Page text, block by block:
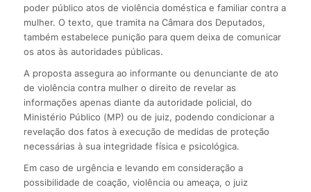
poder público atos de violência doméstica e familiar contra a
mulher. O texto, que tramita na Câmara dos Deputados,
também estabelece punição para quem deixa de comunicar
os atos às autoridades públicas.
A proposta assegura ao informante ou denunciante de ato
de violência contra mulher o direito de revelar as
informações apenas diante da autoridade policial, do
Ministério Público (MP) ou de juiz, podendo condicionar a
revelação dos fatos à execução de medidas de proteção
necessárias à sua integridade física e psicológica.
Em caso de urgência e levando em consideração a
possibilidade de coação, violência ou ameaça, o juiz